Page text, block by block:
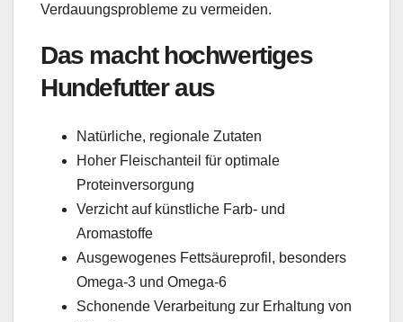
Verdauungsprobleme zu vermeiden.
Das macht hochwertiges
Hundefutter aus
Natürliche, regionale Zutaten
Hoher Fleischanteil für optimale
Proteinversorgung
Verzicht auf künstliche Farb- und
Aromastoffe
Ausgewogenes Fettsäureprofil, besonders
Omega-3 und Omega-6
Schonende Verarbeitung zur Erhaltung von